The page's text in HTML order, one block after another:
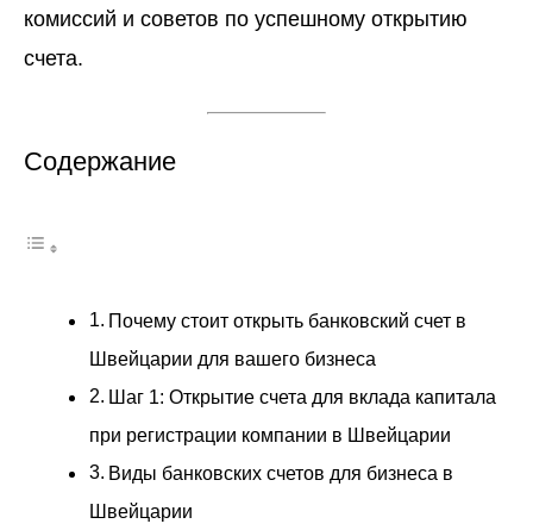
комиссий и советов по успешному открытию
счета.
Содержание
Почему стоит открыть банковский счет в
Швейцарии для вашего бизнеса
Шаг 1: Открытие счета для вклада капитала
при регистрации компании в Швейцарии
Виды банковских счетов для бизнеса в
Швейцарии